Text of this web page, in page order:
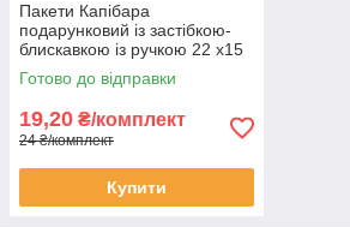
Пакети Капібара
подарунковий із застібкою-
блискавкою із ручкою 22 х15
см набір 3 шт
Готово до відправки
19,20 ₴/комплект
24 ₴/комплект
Купити